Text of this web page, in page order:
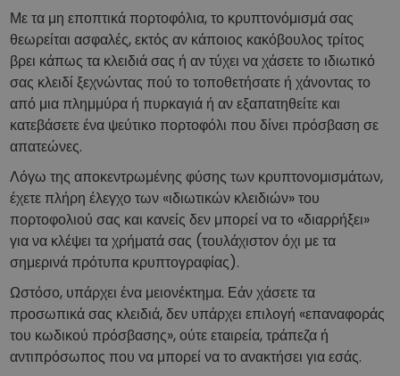
Με τα μη εποπτικά πορτοφόλια, το κρυπτονόμισμά σας
θεωρείται ασφαλές, εκτός αν κάποιος κακόβουλος τρίτος
βρει κάπως τα κλειδιά σας ή αν τύχει να χάσετε το ιδιωτικό
σας κλειδί ξεχνώντας πού το τοποθετήσατε ή χάνοντας το
από μια πλημμύρα ή πυρκαγιά ή αν εξαπατηθείτε και
κατεβάσετε ένα ψεύτικο πορτοφόλι που δίνει πρόσβαση σε
απατεώνες.
Λόγω της αποκεντρωμένης φύσης των κρυπτονομισμάτων,
έχετε πλήρη έλεγχο των «ιδιωτικών κλειδιών» του
πορτοφολιού σας και κανείς δεν μπορεί να το «διαρρήξει»
για να κλέψει τα χρήματά σας (τουλάχιστον όχι με τα
σημερινά πρότυπα κρυπτογραφίας).
Ωστόσο, υπάρχει ένα μειονέκτημα. Εάν χάσετε τα
προσωπικά σας κλειδιά, δεν υπάρχει επιλογή «επαναφοράς
του κωδικού πρόσβασης», ούτε εταιρεία, τράπεζα ή
αντιπρόσωπος που να μπορεί να το ανακτήσει για εσάς.